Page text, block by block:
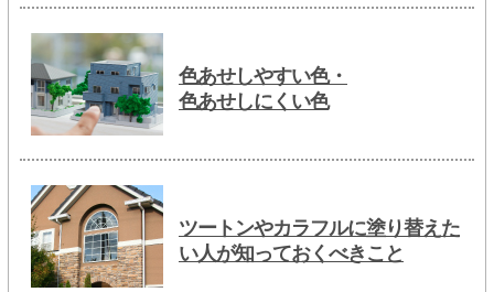
色あせしやすい色・
色あせしにくい色
ツートンやカラフルに塗り替えた
い人が知っておくべきこと